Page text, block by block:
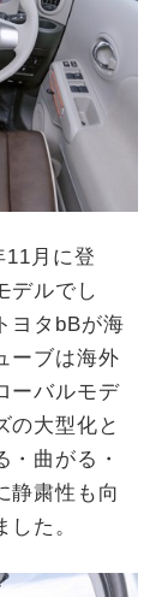
11月に登
デルでし
ヨタbBが海
ーブは海外
ーバルモデ
の大型化と
・曲がる・
静粛性も向
た。